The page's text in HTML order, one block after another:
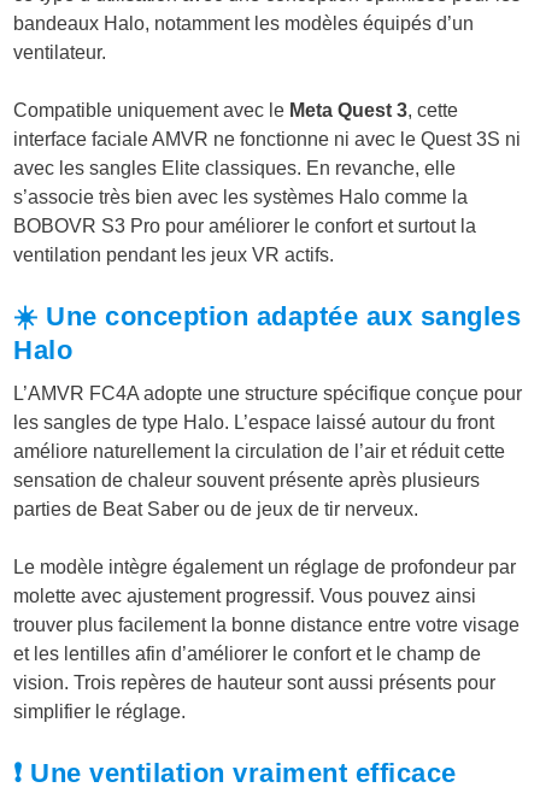
bandeaux Halo, notamment les modèles équipés d’un
ventilateur.
Compatible uniquement avec le Meta Quest 3, cette
interface faciale AMVR ne fonctionne ni avec le Quest 3S ni
avec les sangles Elite classiques. En revanche, elle
s’associe très bien avec les systèmes Halo comme la
BOBOVR S3 Pro pour améliorer le confort et surtout la
ventilation pendant les jeux VR actifs.
☀️ Une conception adaptée aux sangles
Halo
L’AMVR FC4A adopte une structure spécifique conçue pour
les sangles de type Halo. L’espace laissé autour du front
améliore naturellement la circulation de l’air et réduit cette
sensation de chaleur souvent présente après plusieurs
parties de Beat Saber ou de jeux de tir nerveux.
Le modèle intègre également un réglage de profondeur par
molette avec ajustement progressif. Vous pouvez ainsi
trouver plus facilement la bonne distance entre votre visage
et les lentilles afin d’améliorer le confort et le champ de
vision. Trois repères de hauteur sont aussi présents pour
simplifier le réglage.
❗ Une ventilation vraiment efficace